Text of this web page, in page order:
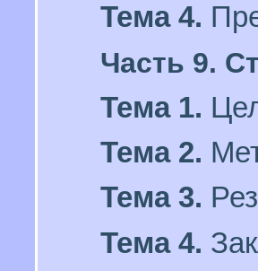
Тема 4.
Часть 9.
Тема 1.
Тема 2.
Тема 3.
Тема 4.